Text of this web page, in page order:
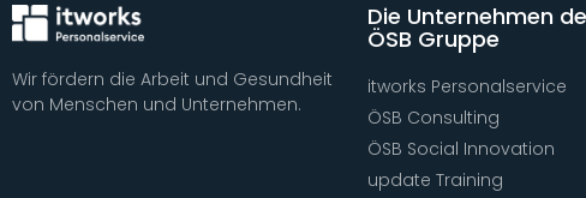
Wir fördern die Arbeit und Gesundheit
von Menschen und Unternehmen.
Die Unternehmen
ÖSB Gruppe
itworks Personalservice
ÖSB Consulting
ÖSB Social Innovation
update Training